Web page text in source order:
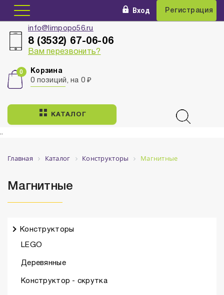
Вход Регистрация
info@limpopo56.ru
8 (3532) 67-06-06
Вам перезвонить?
Корзина
0 позиций, на 0 ₽
КАТАЛОГ
..
Главная Каталог Конструкторы Магнитные
Магнитные
Конструкторы
LEGO
Деревянные
Конструктор - скрутка